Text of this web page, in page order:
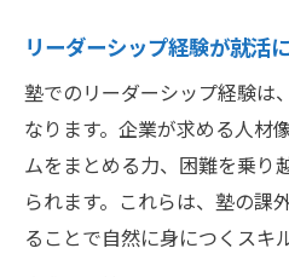
リーダーシップ経験が就活
塾でのリーダーシップ経験は
なります。企業が求める人材
ムをまとめる力、困難を乗り
られます。これらは、塾の課
ることで自然に身につくスキ